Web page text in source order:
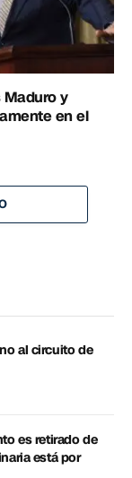
Maduro y
en el
al circuito de
es retirado de
está por